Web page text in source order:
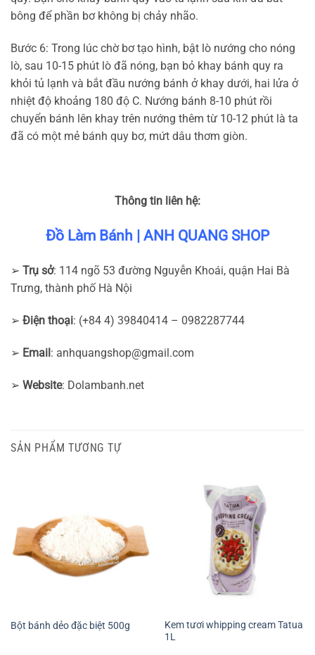
bông để phần bơ không bị chảy nhão.
Bước 6: Trong lúc chờ bơ tạo hình, bật lò nướng cho nóng
lò, sau 10-15 phút lò đã nóng, bạn bỏ khay bánh quy ra
khỏi tủ lạnh và bắt đầu nướng bánh ở khay dưới, hai lửa ở
nhiệt độ khoảng 180 độ C. Nướng bánh 8-10 phút rồi
chuyển bánh lên khay trên nướng thêm từ 10-12 phút là ta
đã có một mẻ bánh quy bơ, mứt dâu thơm giòn.
Thông tin liên hệ:
Đồ Làm Bánh | ANH QUANG SHOP
➢ Trụ sở: 114 ngõ 53 đường Nguyễn Khoái, quận Hai Bà
Trưng, thành phố Hà Nội
➢ Điện thoại: (+84 4) 39840414 – 0982287744
➢ Email: anhquangshop@gmail.com
➢ Website: Dolambanh.net
SẢN PHẨM TƯƠNG TỰ
Bột bánh dẻo đặc biệt 500g
Kem tươi whipping cream Tatua
1L